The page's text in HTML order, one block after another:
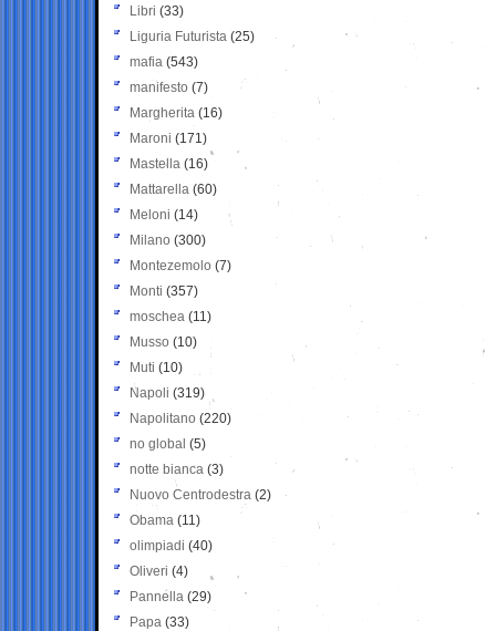
Libri (33)
Liguria Futurista (25)
mafia (543)
manifesto (7)
Margherita (16)
Maroni (171)
Mastella (16)
Mattarella (60)
Meloni (14)
Milano (300)
Montezemolo (7)
Monti (357)
moschea (11)
Musso (10)
Muti (10)
Napoli (319)
Napolitano (220)
no global (5)
notte bianca (3)
Nuovo Centrodestra (2)
Obama (11)
olimpiadi (40)
Oliveri (4)
Pannella (29)
Papa (33)